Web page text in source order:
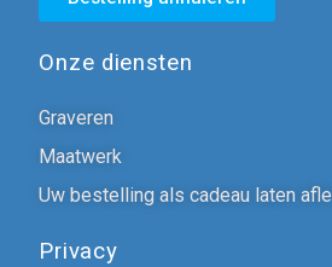
Onze diensten
Graveren
Maatwerk
Uw bestelling als cadeau laten
Privacy